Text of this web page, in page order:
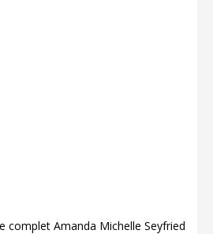
complet Amanda Michelle Seyfried